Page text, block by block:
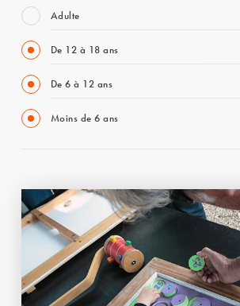
Adulte
De 12 à 18 ans
De 6 à 12 ans
Moins de 6 ans